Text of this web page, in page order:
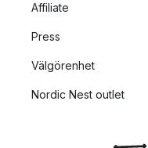
Affiliate
Press
Välgörenhet
Nordic Nest outlet